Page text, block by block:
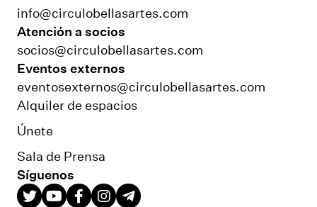
info@circulobellasartes.com
Atención a socios
socios@circulobellasartes.com
Eventos externos
eventosexternos@circulobellasartes.com
Alquiler de espacios
Únete
Sala de Prensa
Síguenos